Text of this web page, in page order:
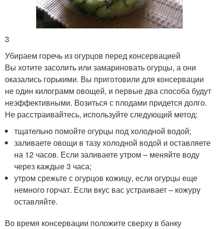
3
Убираем горечь из огурцов перед консервацией
Вы хотите засолить или замариновать огурцы, а они
оказались горькими. Вы приготовили для консервации
не один килограмм овощей, и первые два способа будут
неэффективными. Возиться с плодами придется долго.
Не расстраивайтесь, используйте следующий метод:
тщательно помойте огурцы под холодной водой;
заливаете овощи в тазу холодной водой и оставляете
на 12 часов. Если заливаете утром – меняйте воду
через каждые 3 часа;
утром срежьте с огурцов кожицу, если огурцы еще
немного горчат. Если вкус вас устраивает – кожуру
оставляйте.
Во время консервации положите сверху в банку